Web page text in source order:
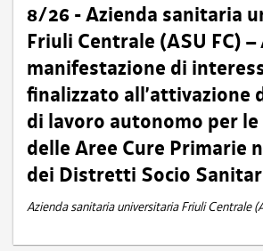
8/26 - Azienda sanitaria
Friuli Centrale (ASU FC) –
manifestazione di
finalizzato all’attivazione
di lavoro autonomo per le
delle Aree Cure Primarie
dei Distretti Socio
Azienda sanitaria universitaria Friuli Centrale